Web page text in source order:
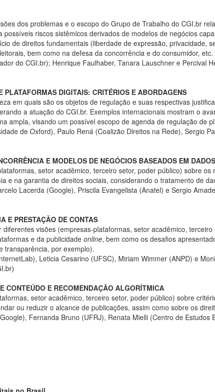
dos problemas e o escopo do Grupo de Trabalho do CGI.br
riscos sistêmicos derivados de modelos de negócios
de direitos fundamentais (liberdade de expressão, privacidade,
bem como na defesa da concorrência e do consumidor, etc.
do CGI.br); Henrique Faulhaber, Tanara Lauschner e Percival
PLATAFORMAS DIGITAIS: CRITÉRIOS E ABORDAGENS
em quais são os objetos de regulação e suas respectivas
a atuação do CGI.br. Exemplos internacionais mostram o
ampla, visando um possível escopo de agenda de regulação de
de Oxford), Paulo Rená (Coalizão Direitos na Rede), Sergio
E MODELOS DE NEGÓCIOS BASEADOS EM DADOS
setor acadêmico, terceiro setor, poder público) sobre
e na garantia de direitos sociais, considerando o tratamento de
Lacerda (Google), Priscila Evangelista (Anatel) e Sergio
E PRESTAÇÃO DE CONTAS
visões (empresas-plataformas, setor acadêmico,
e da publicidade online, bem como os desafios
transparência, por exemplo).
Leticia Cesarino (UFSC), Miriam Wimmer (ANPD) e
CONTEÚDO E RECOMENDAÇÃO ALGORÍTMICA
setor acadêmico, terceiro setor, poder público) sobre
ou reduzir o alcance de publicações, assim como sobre os
Fernanda Bruno (UFRJ), Renata Mielli (Centro de Estudos